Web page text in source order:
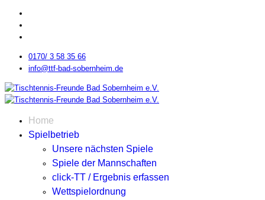
0170/ 3 58 35 66
info@ttf-bad-sobernheim.de
Home
Spielbetrieb
Unsere nächsten Spiele
Spiele der Mannschaften
click-TT / Ergebnis erfassen
Wettspielordnung